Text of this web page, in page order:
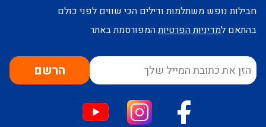
חבילות נופש משתלמות ודילים הכי שווים לפני כולם
בהתאם למדיניות הפרטיותהמפורסמת באתר
הרשם